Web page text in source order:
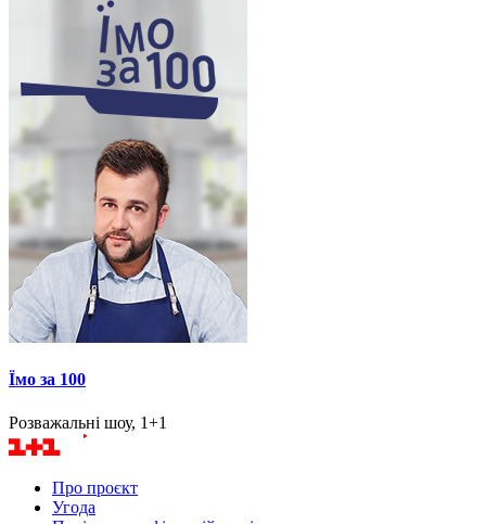
Їмо за 100
Розважальні шоу, 1+1
Про проєкт
Угода